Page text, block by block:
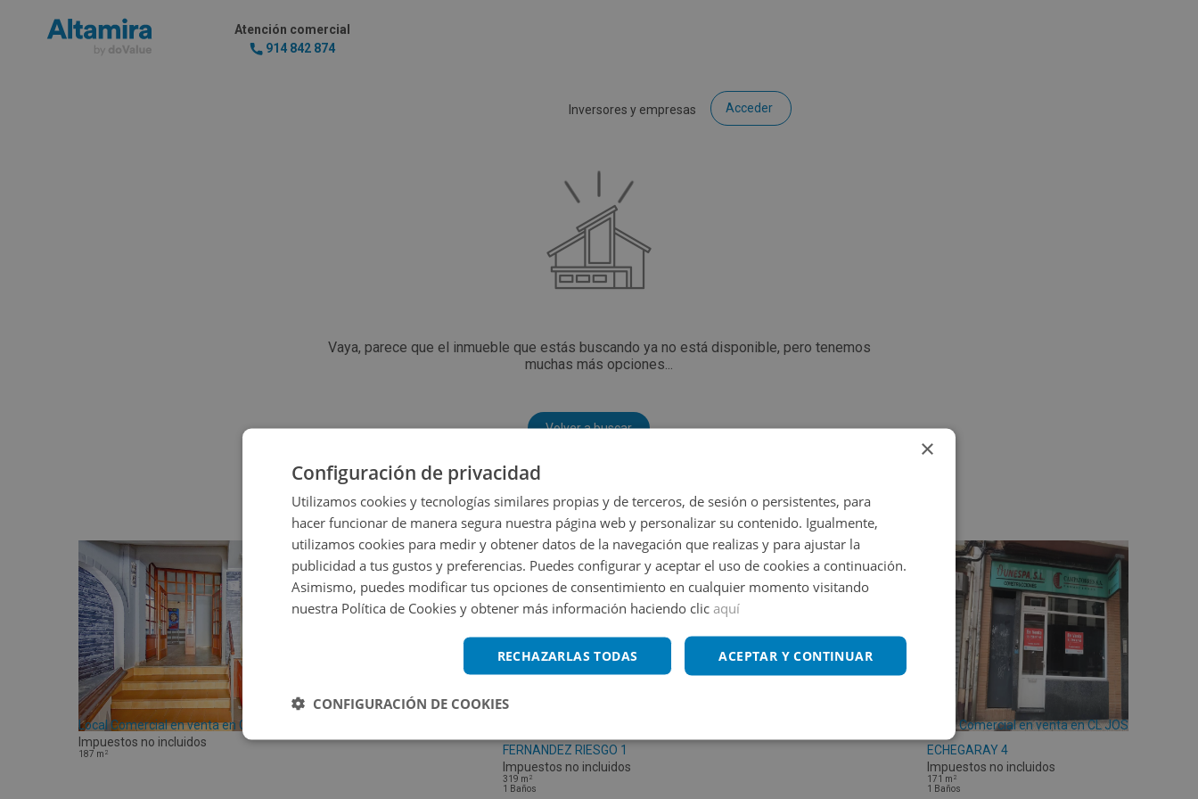
Atención comercial
914 842 874
Inversores y empresas Acceder
Vaya, parece que el inmueble que estás buscando ya no está disponible, pero tenemos
muchas más opciones...
Volver a buscar
Local Comercial en venta en CL PARRA-TC -
Impuestos no incluidos
187 m 2
FERNANDEZ RIESGO 1
Impuestos no incluidos
319 m 2
1 Baños
Local Comercial en venta en CL JOSE
ECHEGARAY 4
Impuestos no incluidos
171 m 2
1 Baños
×
Configuración de privacidad
Utilizamos cookies y tecnologías similares propias y de terceros, de sesión o persistentes, para
hacer funcionar de manera segura nuestra página web y personalizar su contenido. Igualmente,
utilizamos cookies para medir y obtener datos de la navegación que realizas y para ajustar la
publicidad a tus gustos y preferencias. Puedes configurar y aceptar el uso de cookies a continuación.
Asimismo, puedes modificar tus opciones de consentimiento en cualquier momento visitando
nuestra Política de Cookies y obtener más información haciendo clic aquí
ACEPTAR Y CONTINUAR
RECHAZARLAS TODAS
CONFIGURACIÓN DE COOKIES